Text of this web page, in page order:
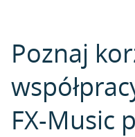
Poznaj
FX-Music